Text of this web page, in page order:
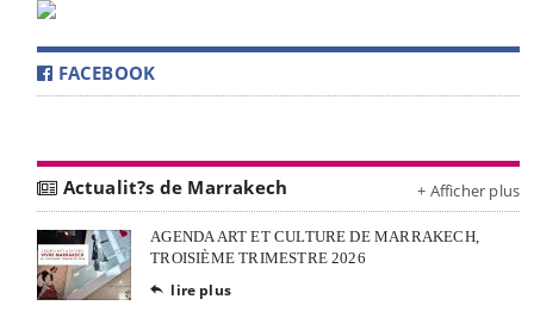
FACEBOOK
Actualit?s de Marrakech + Afficher plus
AGENDA ART ET CULTURE DE MARRAKECH,
TROISIÈME TRIMESTRE 2026
 lire plus